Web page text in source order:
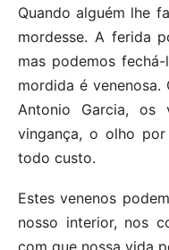
Quando alguém lhe
mordesse. A ferida
mas podemos
mordida é
Antonio Garcia, os
vingança, o olho
todo custo.
Estes venenos
nosso interior, nos
com que nossa vida